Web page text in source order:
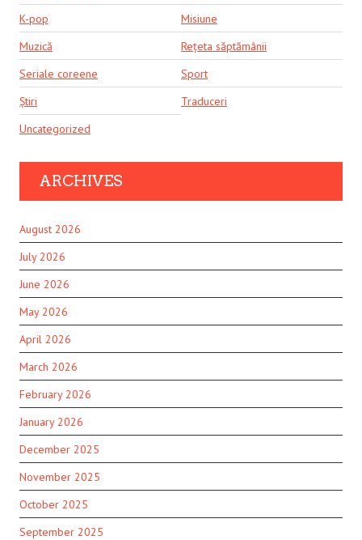
K-pop
Misiune
Muzică
Rețeta săptămânii
Seriale coreene
Sport
Știri
Traduceri
Uncategorized
ARCHIVES
August 2026
July 2026
June 2026
May 2026
April 2026
March 2026
February 2026
January 2026
December 2025
November 2025
October 2025
September 2025